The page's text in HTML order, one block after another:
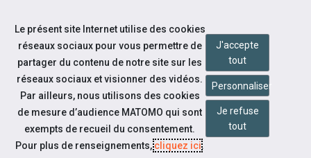
Aller au contenu
Notre actualité
ATELIER SIMULATION ENTRETIEN
Le présent site Internet utilise des cookies
réseaux sociaux pour vous permettre de
partager du contenu de notre site sur les
réseaux sociaux et visionner des vidéos.
Par ailleurs, nous utilisons des cookies
de mesure d’audience MATOMO qui sont
exempts de recueil du consentement.
Pour plus de renseignements,cliquez ici.
J'accepte
tout
Personnaliser
Je refuse
tout